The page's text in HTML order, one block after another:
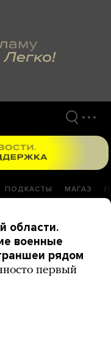
ПОДКАСТЫ МАГАЗ
области.
военные
рядом
первый